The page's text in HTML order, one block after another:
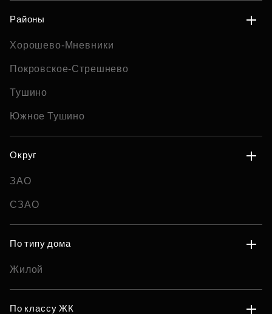
Районы
Хорошево-Мневники
Покровское-Стрешнево
Тушино
Южное Тушино
Округ
ЗАО
СЗАО
По типу дома
Жилой
По классу ЖК